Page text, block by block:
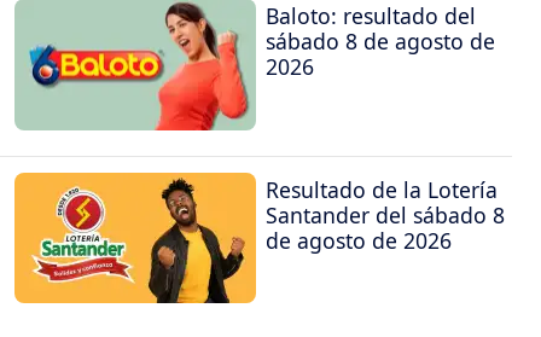
Baloto: resultado del
sábado 8 de agosto de
2026
Resultado de la Lotería
Santander del sábado 8
de agosto de 2026